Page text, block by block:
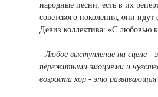
народные песни, есть в их
советского поколения, они
Девиз коллектива: «С любовью
- Любое выступление на сцене
пережитыми эмоциями и
возраста хор - это